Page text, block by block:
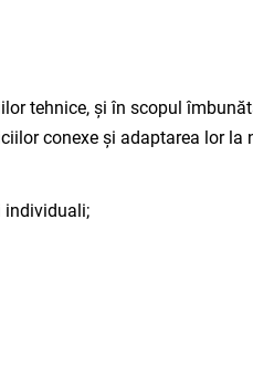
tehnice, și în scopul
conexe și adaptarea lor la
individuali;